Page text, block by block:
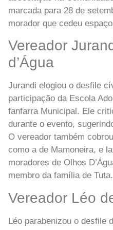
marcada para 28 de
morador que cedeu
Vereador
d’Água
Jurandi elogiou o desfile
participação da Escola
fanfarra Municipal. Ele
durante o evento,
O vereador também
como a de Mamoneira, e
moradores de Olhos
membro da família de Tuta.
Vereador Léo
Léo parabenizou o desfile